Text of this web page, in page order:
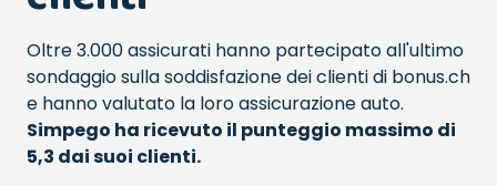
Oltre 3.000 assicurati hanno partecipato all'ultimo
sondaggio sulla soddisfazione dei clienti di bonus.ch
e hanno valutato la loro assicurazione auto.
Simpego ha ricevuto il punteggio massimo di
5,3 dai suoi clienti.